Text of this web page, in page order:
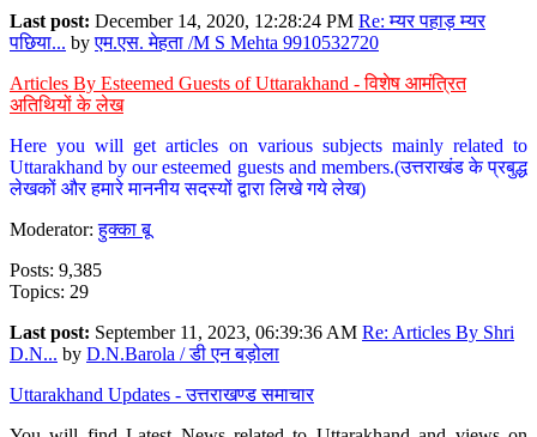
Last post: December 14, 2020, 12:28:24 PM Re: म्यर पहाड़ म्यर
पछिया... byएम.एस. मेहता /M S Mehta 9910532720
Articles By Esteemed Guests of Uttarakhand - विशेष आमंत्रित
अतिथियों के लेख
Here you will get articles on various subjects mainly related to
Uttarakhand by our esteemed guests and members.(उत्तराखंड के प्रबुद्ध
लेखकों और हमारे माननीय सदस्यों द्वारा लिखे गये लेख)
Moderator:हुक्का बू
Posts: 9,385
Topics: 29
Last post: September 11, 2023, 06:39:36 AM Re: Articles By Shri
D.N... by D.N.Barola / डी एन बड़ोला
Uttarakhand Updates - उत्तराखण्ड समाचार